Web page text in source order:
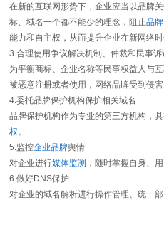
在新的互联网形势下，企业应当以品牌
标、域名一个都不能少的理念，阻止品
能力和自主权，从而提升企业在新网络
3.合理使用争议解决机制、仲裁和民事诉
为平衡商标、企业名称等民事权益人与
被恶意注册或者使用，网络品牌受到侵
4.委托品牌保护机构保护相关域名
品牌保护机构作为专业的第三方机构，
权。
5.监控企业品牌舆情
对企业进行媒体监测 ，随时掌握自身、
6.做好DNS保护
对企业的域名解析进行操作管理、统一